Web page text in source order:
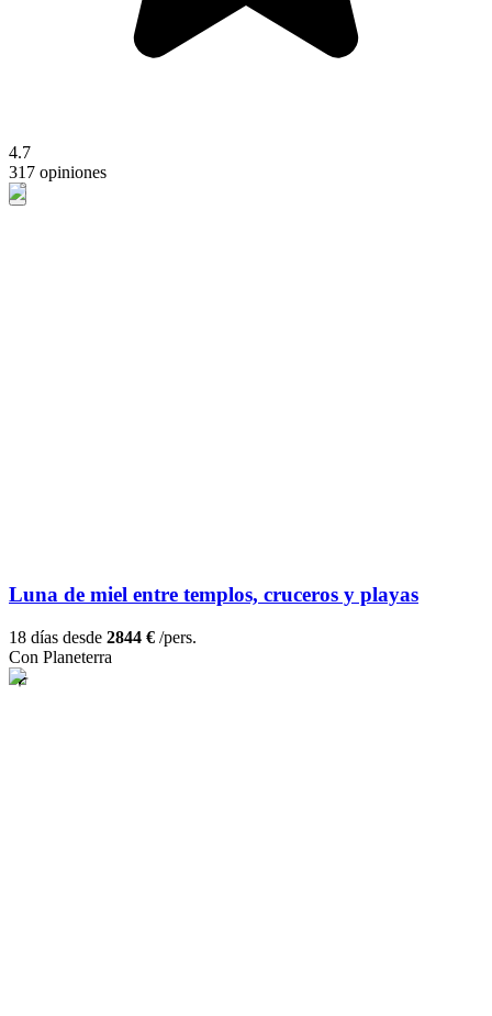
4.7
317 opiniones
Luna de miel entre templos, cruceros y playas
18 días desde 2844 € /pers.
Con Planeterra